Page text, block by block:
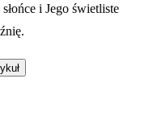
i Jego świetliste